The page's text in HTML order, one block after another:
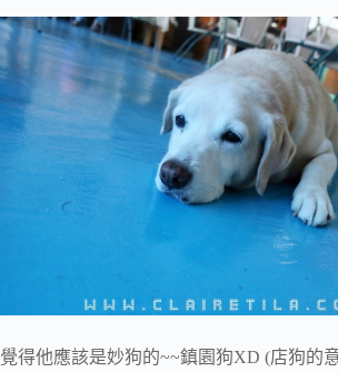
覺得他應該是妙狗的~~鎮園狗XD (店狗的